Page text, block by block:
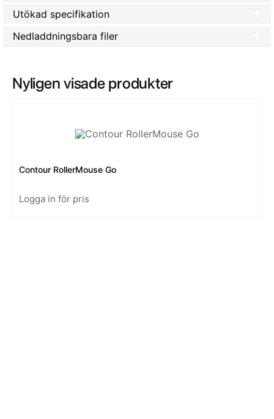
Utökad specifikation
Nedladdningsbara filer
Nyligen visade produkter
Contour RollerMouse Go
Logga in för pris